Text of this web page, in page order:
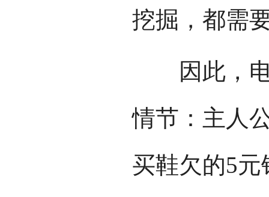
挖掘，都需
因此，电
情节：主人
买鞋欠的5